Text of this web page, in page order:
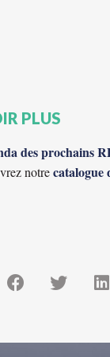
PLUS
des prochains
notrecatalogue